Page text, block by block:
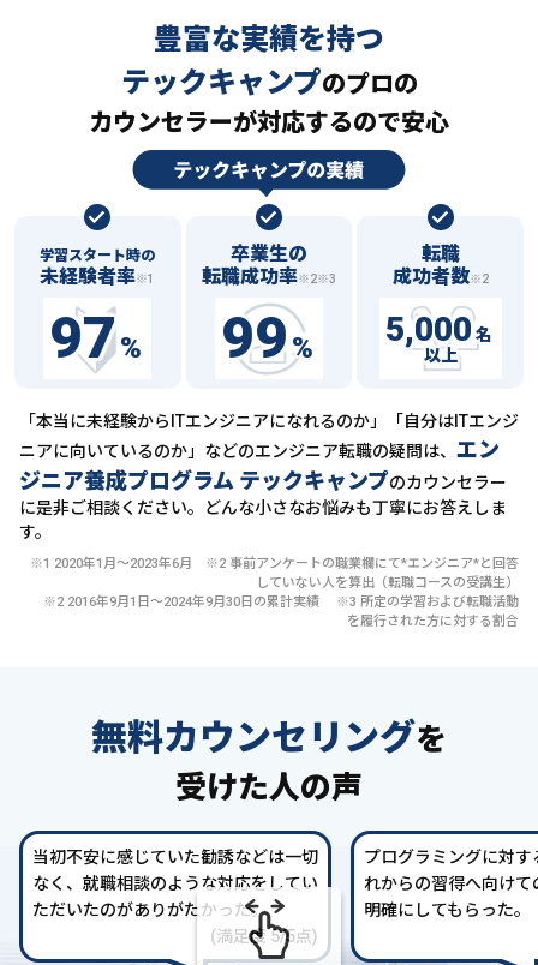
豊富な実績を持つ
テックキャンプのプロの
カウンセラーが対応するので安心
学習スタート時の
未経験者率※1
97%
卒業生の
転職成功率※2※3
99%
転職
成功者数※2
5,000 名
以上
「本当に未経験からITエンジニアになれるのか」「自分はITエンジ
ニアに向いているのか」などのエンジニア転職の疑問は、 エン
ジニア養成プログラム テックキャンプのカウンセラー
に是非ご相談ください。どんな小さなお悩みも丁寧にお答えしま
す。
※1 2020年1月〜2023年6月 ※2 事前アンケートの職業欄にて*エンジニア*と回答
していない人を算出（転職コースの受講生）
※2 2016年9月1日〜2024年9月30日の累計実績 ※3 所定の学習および転職活動
を履行された方に対する割合
無料カウンセリングを
受けた人の声
当初不安に感じていた勧誘などは一切
なく、就職相談のような対応をしてい
ただいたのがありがたかった。
(満足度 5/5点)
プログラミングに対
れからの習得へ向け
明確にしてもらった。